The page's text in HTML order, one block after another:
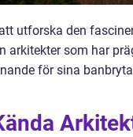
utforska den
arkitekter som har
för sina